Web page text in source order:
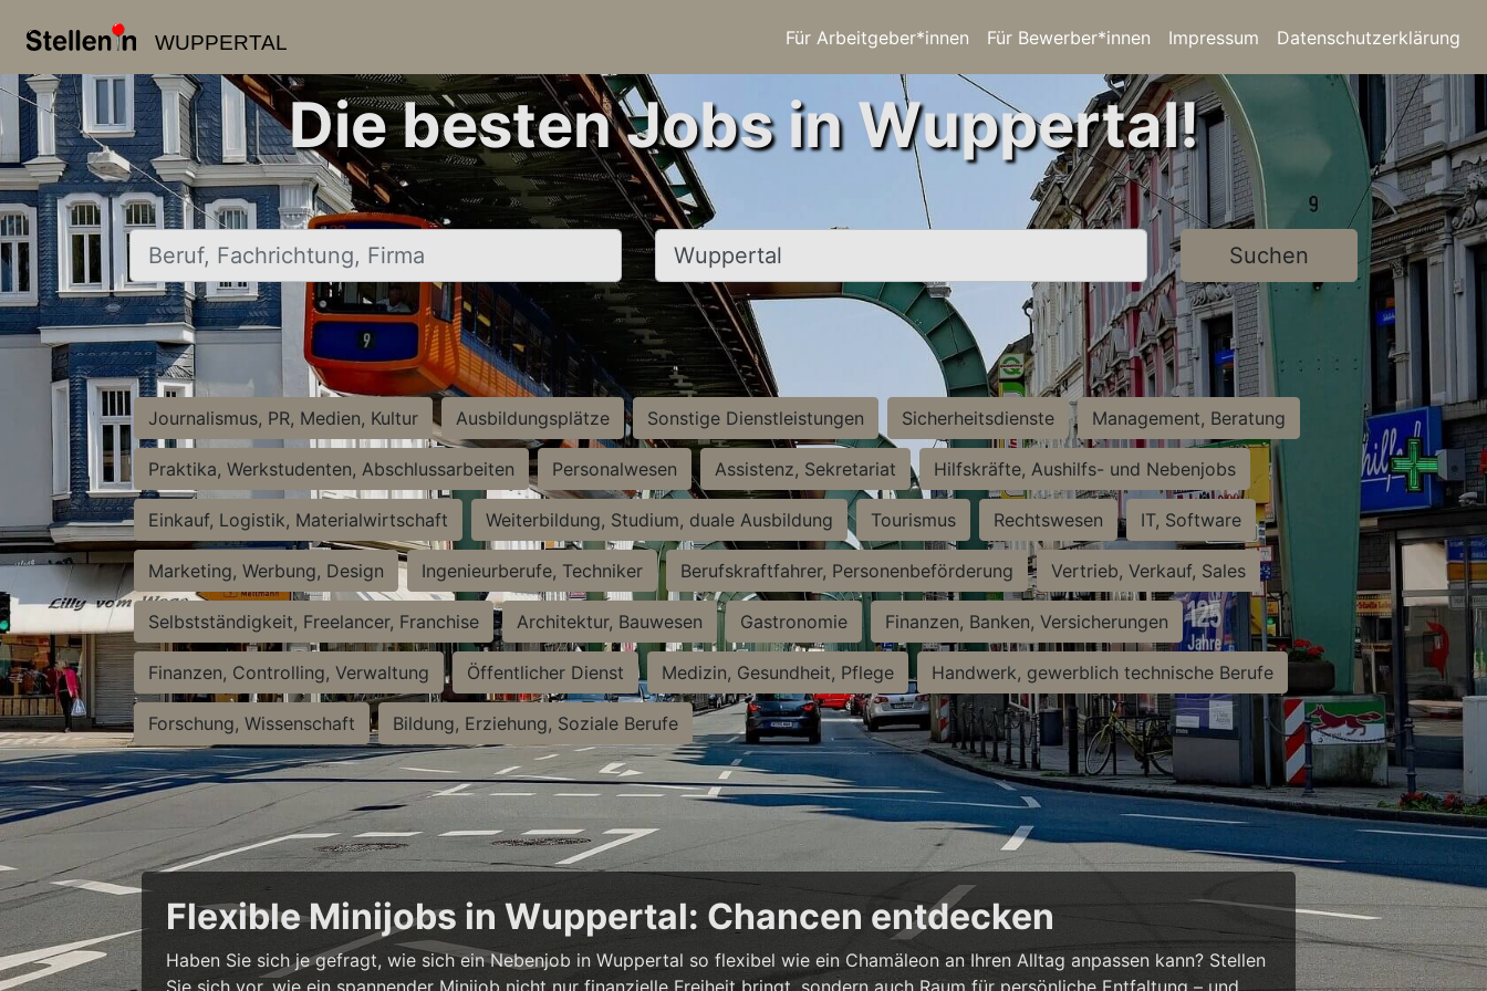
WUPPERTAL Für Arbeitgeber*innen Für Bewerber*innen Impressum Datenschutzerklärung
Die besten Jobs in Wuppertal!
Beruf, Fachrichtung, Firma Ort, Stadt Suchen
Journalismus, PR, Medien, Kultur Ausbildungsplätze Sonstige Dienstleistungen Sicherheitsdienste Management, Beratung
Praktika, Werkstudenten, Abschlussarbeiten Personalwesen Assistenz, Sekretariat Hilfskräfte, Aushilfs- und Nebenjobs
Einkauf, Logistik, Materialwirtschaft Weiterbildung, Studium, duale Ausbildung Tourismus Rechtswesen IT, Software
Marketing, Werbung, Design Ingenieurberufe, Techniker Berufskraftfahrer, Personenbeförderung Vertrieb, Verkauf, Sales
Selbstständigkeit, Freelancer, Franchise Architektur, Bauwesen Gastronomie Finanzen, Banken, Versicherungen
Finanzen, Controlling, Verwaltung Öffentlicher Dienst Medizin, Gesundheit, Pflege Handwerk, gewerblich technische Berufe
Forschung, Wissenschaft Bildung, Erziehung, Soziale Berufe
Flexible Minijobs in Wuppertal: Chancen entdecken
Haben Sie sich je gefragt, wie sich ein Nebenjob in Wuppertal so flexibel wie ein Chamäleon an Ihren Alltag anpassen kann? Stellen